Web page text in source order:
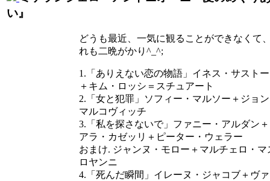
い』
どうも最近、一気に観ることができなくて
れも二晩がかり^_^;
1.「ありえない恋の物語」イネス・サスト
＋キム・ロッシ＝スチュアート
2.「女と犯罪」ソフィー・マルソー＋ジョ
マルコヴィッチ
3.「私を探さないで」ファニー・アルダン
アラ・カゼッリ＋ピーター・ウェラー
おまけ. ジャンヌ・モロー＋マルチェロ・マ
ロヤンニ
4.「死んだ瞬間」イレーヌ・ジャコブ＋ヴ